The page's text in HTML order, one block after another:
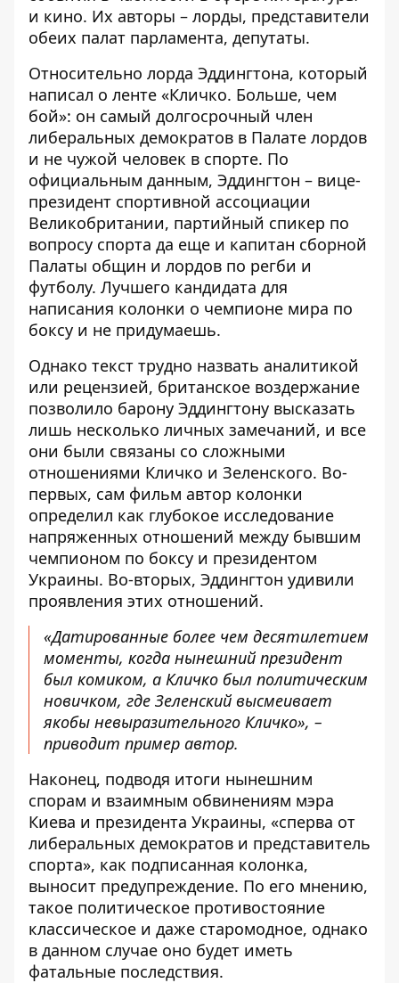
и кино. Их авторы – лорды, представители
обеих палат парламента, депутаты.
Относительно лорда Эддингтона, который
написал о ленте «Кличко. Больше, чем
бой»: он самый долгосрочный член
либеральных демократов в Палате лордов
и не чужой человек в спорте. По
официальным данным, Эддингтон – вице-
президент спортивной ассоциации
Великобритании, партийный спикер по
вопросу спорта да еще и капитан сборной
Палаты общин и лордов по регби и
футболу. Лучшего кандидата для
написания колонки о чемпионе мира по
боксу и не придумаешь.
Однако текст трудно назвать аналитикой
или рецензией, британское воздержание
позволило барону Эддингтону высказать
лишь несколько личных замечаний, и все
они были связаны со сложными
отношениями Кличко и Зеленского. Во-
первых, сам фильм автор колонки
определил как глубокое исследование
напряженных отношений между бывшим
чемпионом по боксу и президентом
Украины. Во-вторых, Эддингтон удивили
проявления этих отношений.
«Датированные более чем десятилетием
моменты, когда нынешний президент
был комиком, а Кличко был политическим
новичком, где Зеленский высмеивает
якобы невыразительного Кличко», –
приводит пример автор.
Наконец, подводя итоги нынешним
спорам и взаимным обвинениям мэра
Киева и президента Украины, «сперва от
либеральных демократов и представитель
спорта», как подписанная колонка,
выносит предупреждение. По его мнению,
такое политическое противостояние
классическое и даже старомодное, однако
в данном случае оно будет иметь
фатальные последствия.